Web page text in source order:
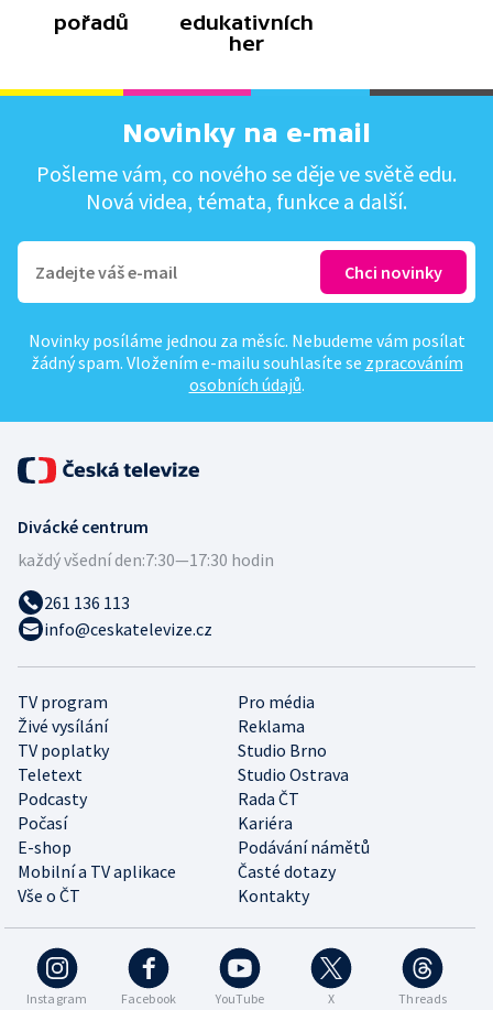
pořadů
edukativních
her
Novinky na e-mail
Pošleme vám, co nového se děje ve světě edu.
Nová videa, témata, funkce a další.
Novinky posíláme jednou za měsíc. Nebudeme vám posílat
žádný spam. Vložením e-mailu souhlasíte se zpracováním
osobních údajů.